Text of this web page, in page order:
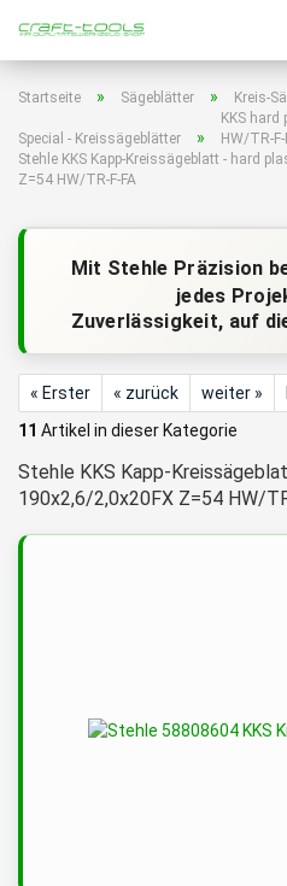
Startseite » Sägeblätter » Kreis-
Special - Kreissägeblätter »
KKS hard
HW/TR-
Stehle KKS Kapp-Kreissägeblatt - hard
Z=54 HW/TR-F-FA
Mit Stehle Präzision
jedes
Zuverlässigkeit, auf
« Erster « zurück weiter »
11 Artikel in dieser Kategorie
Stehle KKS Kapp-
190x2,6/2,0x20FX Z=54 HW/